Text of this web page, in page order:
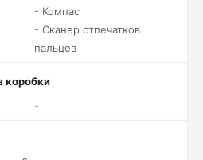
- Компас
- Сканер отпечатков
пальцев
коробки
-